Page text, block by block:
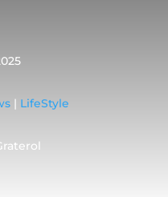
| LifeStyle